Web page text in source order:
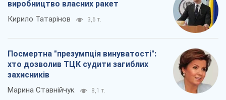
виробництво власних ракет
Кирило Татарінов 3,6 т.
Посмертна "презумпція винуватості":
хто дозволив ТЦК судити загиблих
захисників
Марина Ставнійчук 8,1 т.